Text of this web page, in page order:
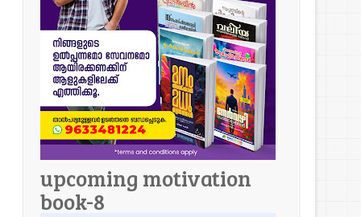
upcoming motivation
book-8